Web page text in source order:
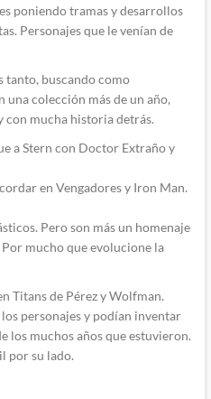
poniendo tramas y desarrollos
Personajes que le venían de
tanto, buscando como
una colección más de un año,
con mucha historia detrás.
a Stern con Doctor Extraño y
en Vengadores y Iron Man.
Pero son más un homenaje
mucho que evolucione la
Titans de Pérez y Wolfman.
personajes y podían inventar
los muchos años que estuvieron.
por su lado.